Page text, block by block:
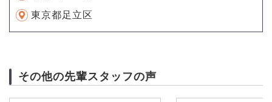
東京都足立区
その他の先輩スタッフの声